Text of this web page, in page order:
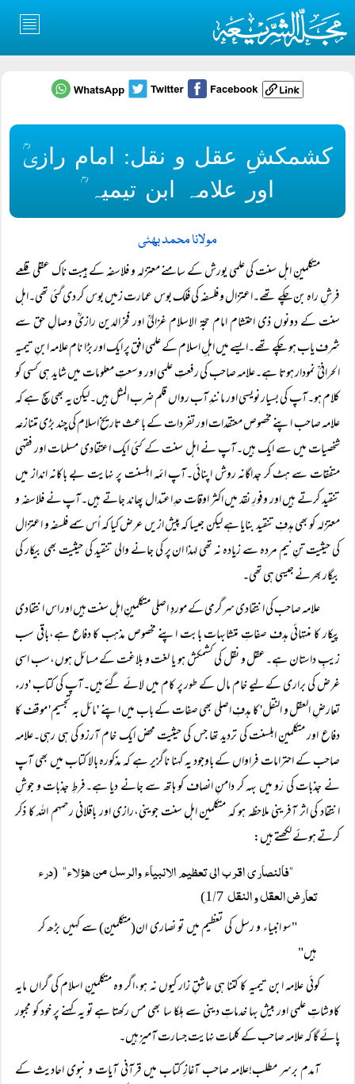
کشمکشِ عقل و نقل: امام رازیؒ
اور علامہ ابن تیمیہ ؒ
مولانا محمد بھٹی
متکلمینِ اہل سنت کی علمی یورش کے سامنے معتزلہ و فلاسفہ کے ہیبت ناک عقلی قلعے
فرشِ راہ بن چکے تھے۔اعتزال و فلسفہ کی فلک بوس عمارت زمیں بوس کر دی گئی تھی۔اہل
سنت کے دونوں ذی احتشام امام حجۃ الاسلام غزالیؒ اور فخرالدین رازیؒ وصالِ حق سے
شرف یاب ہو چکے تھے۔ایسے میں اہلِ اسلام کے علمی افق پر ایک اور بڑا نام علامہ ابنِ تیمیہ
الحرانیؒ نمودار ہوتا ہے۔علامہ صاحب کی رفعتِ علمی اور وسعتِ معلومات میں شاید ہی کسی کو
کلام ہو۔آپ کی بسیار نویسی اور مانندِ آب رواں قلم ضرب المثل ہیں۔لیکن یہ بھی سچ ہے کہ
علامہ صاحب اپنے مخصوص معتقدات اور تفردات کے باعث تاریخ اسلام کی چند بڑی متنازعہ
شخصیات میں سے ایک ہیں۔آپ نے اہل سنت کے کئی ایک اعتقادی مسلمات اور فقہی
متفقات سے ہٹ کر جداگانہ روش اپنائی۔آپ ائمہ اہلسنت پر نہایت بے باکانہ انداز میں
تنقید کرتے ہیں اور وفورِ نقد میں اکثر اوقات حدِ اعتدال پھاند جاتے ہیں۔آپ نے فلاسفہ و
معتزلہ کو بھی ہدفِ تنقید بنایا ہے لیکن جیسا کہ پیش ازیں عرض کیا کہ اُس سمے فلسفہ و اعتزال
کی حیثیت تنِ نیم مردہ سے زیادہ نہ تھی لہذا ان پر کی جانے والی تنقید کی حیثیت بھی بیکار کی
بیگار بھرنے جیسی ہی تھی۔
علامہ صاحب کی انتقادی سرگرمی کے موردِ اصلی متکلمینِ اہل سنت ہیں اور اس انتقادی
پیکار کا منتہائی ہدف صفاتِ متشابہات بابت اپنے مخصوص مذہب کا دفاع ہے،باقی سب
زیبِ داستان ہے۔عقل و نقل کی کشمکش ہو یا لغت و بلاغت کے مسائل ہوں،سب اسی
غرض کی براری کے لیے خام مال کے طور پر کام میں لائے گئے ہیں۔آپ کی کتاب 'درء
تعارضِ العقل و النقل' کا ہدفِ اصلی بھی صفات کے باب میں اپنے 'مائل بہ تجسیم' موقف کا
دفاع اور متکلمینِ اہلسنت کی تردید تھا جس کی حیثیت محض ایک خام آرزو کی ہی رہی۔علامہ
صاحب کے احترامات فراواں کے باوجود یہ کہنا ناگزیر ہے کہ مذکورہ بالا کتاب میں بھی آپ
نے جذبات کی رَو میں بہہ کر دامنِ انصاف کو ہاتھ سے جانے دیا ہے۔فرطِ جذبات و جوشِ
انتقاد کی اثر آفرینی ملاحظہ ہو کہ متکلمین اہل سنت جوینی،رازی اور باقلانی رحمہم اللہ کا ذکر
کرتے ہوئے لکھتے ہیں:
"فالنصاری اقرب الی تعظیم الانبیاء والرسل من ھؤلاء" (درء
تعارض العقل و النقل1
/7)
"سو انبیاء و رسل کی تعظیم میں تو نصاری ان(متکلمین) سے کہیں بڑھ کر
ہیں"
کوئی علامہ ابن تیمیہ کا کتنا ہی عاشقِ زار کیوں نہ ہو،اگر وہ متکلمینِ اسلام کی گراں مایہ
کاوشاتِ علمی اور بیش بہا خدماتِ دینی سے ہلکا سا بھی مس رکھتا ہے تو یہ کہنے پر خود کو مجبور
پائے گا کہ علامہ صاحب کے کلمات نہایت جسارت آمیز ہیں۔
آمدم برسر مطلب!علامہ صاحب آغازِ کتاب میں قرآنی آیات و نبوی احادیث کے